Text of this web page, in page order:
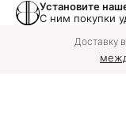
Установите
С ним покупки
Доставку